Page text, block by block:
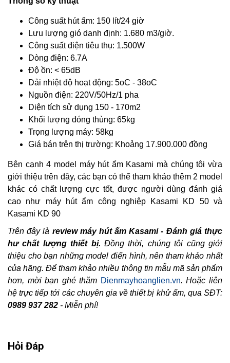
Công suất hút ẩm: 150 lít/24 giờ
Lưu lượng gió danh định: 1.680 m3/giờ.
Công suất điện tiêu thụ: 1.500W
Dòng điện: 6.7A
Độ ồn: < 65dB
Dải nhiệt độ hoạt động: 5oC - 38oC
Nguồn điện: 220V/50Hz/1 pha
Diện tích sử dụng 150 - 170m2
Khối lượng đóng thùng: 65kg
Trọng lượng máy: 58kg
Giá bán trên thị trường: Khoảng 17.900.000 đồng
Bên cạnh 4 model máy hút ẩm Kasami mà chúng tôi vừa
giới thiệu trên đây, các bạn có thể tham khảo thêm 2 model
khác có chất lượng cực tốt, được người dùng đánh giá
cao như máy hút ẩm công nghiệp Kasami KD 50 và
Kasami KD 90
Trên đây là review máy hút ẩm Kasami - Đánh giá thực
hư chất lượng thiết bị. Đồng thời, chúng tôi cũng giới
thiệu cho bạn những model điển hình, nên tham khảo nhất
của hãng. Để tham khảo nhiều thông tin mẫu mã sản phẩm
hơn, mời bạn ghé thăm Dienmayhoanglien.vn. Hoặc liên
hệ trực tiếp tới các chuyên gia về thiết bị khử ẩm, qua SĐT:
0989 937 282 - Miễn phí!
Hỏi Đáp